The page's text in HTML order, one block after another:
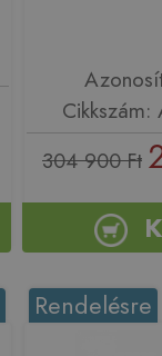
304 900 Ft
Rendelésre